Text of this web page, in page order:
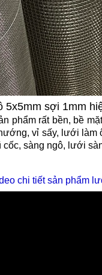
sợi 1mm
rất bền, bề
vỉ sấy, lưới
sàng ngô, lưới
chi tiết sản phẩm